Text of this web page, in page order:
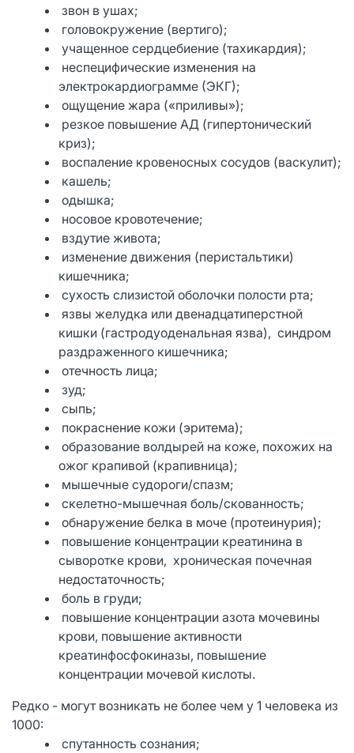
звон в ушах;
головокружение (вертиго);
учащенное сердцебиение (тахикардия);
неспецифические изменения на
электрокардиограмме (ЭКГ);
ощущение жара («приливы»);
резкое повышение АД (гипертонический
криз);
воспаление кровеносных сосудов (васкулит);
кашель;
одышка;
носовое кровотечение;
вздутие живота;
изменение движения (перистальтики)
кишечника;
сухость слизистой оболочки полости рта;
язвы желудка или двенадцатиперстной
кишки (гастродуоденальная язва), синдром
раздраженного кишечника;
отечность лица;
зуд;
сыпь;
покраснение кожи (эритема);
образование волдырей на коже, похожих на
ожог крапивой (крапивница);
мышечные судороги/спазм;
скелетно-мышечная боль/скованность;
обнаружение белка в моче (протеинурия);
повышение концентрации креатинина в
сыворотке крови, хроническая почечная
недостаточность;
боль в груди;
повышение концентрации азота мочевины
крови, повышение активности
креатинфосфокиназы, повышение
концентрации мочевой кислоты.
Редко - могут возникать не более чем у 1 человека из
1000:
спутанность сознания;